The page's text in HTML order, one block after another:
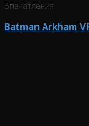
Впечатления
Batman Arkham